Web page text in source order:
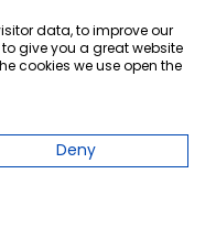
data, to improve our
give you a great website
cookies we use open the
Deny